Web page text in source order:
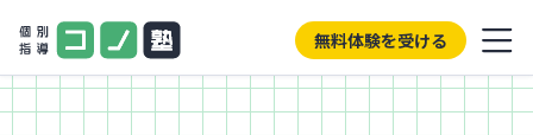
無料体験を受ける